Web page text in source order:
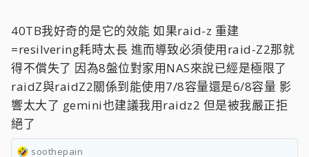
40TB我好奇的是它的效能 如果raid-z 重建
=resilvering耗時太長 進而導致必須使用raid-Z2那就
得不償失了 因為8盤位對家用NAS來說已經是極限了
raidZ與raidZ2關係到能使用7/8容量還是6/8容量 影
響太大了 gemini也建議我用raidz2 但是被我嚴正拒
絕了
soothepain